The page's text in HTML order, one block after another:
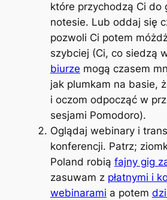
które przychodzą Ci do
notesie. Lub oddaj się
pozwoli Ci potem
szybciej (Ci, co siedzą
biurze mogą czasem
jak plumkam na basie,
i oczom odpocząć w
sesjami Pomodoro).
Oglądaj webinary i
konferencji. Patrz;
Poland robią fajny gig
zasuwam z płatnymi i
webinarami a potem